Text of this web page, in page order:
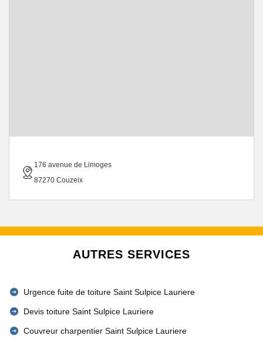
176 avenue de Limoges
87270 Couzeix
AUTRES SERVICES
Urgence fuite de toiture Saint Sulpice Lauriere
Devis toiture Saint Sulpice Lauriere
Couvreur charpentier Saint Sulpice Lauriere